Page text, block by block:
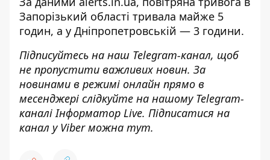
Запорізький області тривала майже 5
годин, а у Дніпропетровській — 3 години.
Підписуйтесь на наш Telegram-канал, щоб
не пропустити важливих новин. За
новинами в режимі онлайн прямо в
месенджері слідкуйте на нашому Telegram-
каналіІнформатор Live. Підписатися на
канал у Viber можна тут.